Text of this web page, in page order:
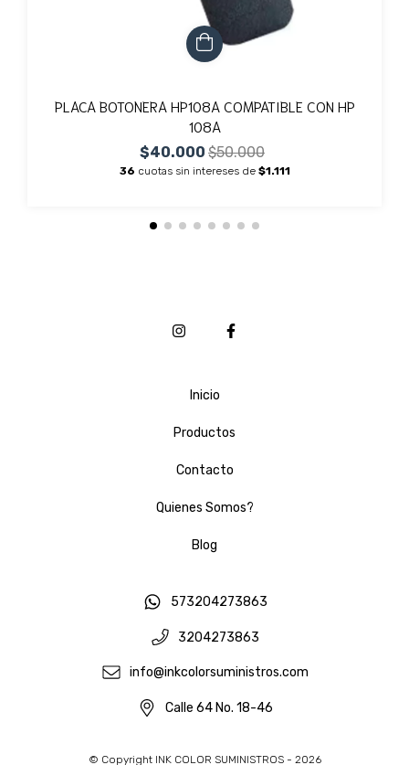
PLACA BOTONERA HP108A COMPATIBLE CON HP
108A
$40.000 $50.000
36 cuotas sin intereses de $1.111
Inicio
Productos
Contacto
Quienes Somos?
Blog
573204273863
3204273863
info@inkcolorsuministros.com
Calle 64 No. 18-46
© Copyright INK COLOR SUMINISTROS - 2026